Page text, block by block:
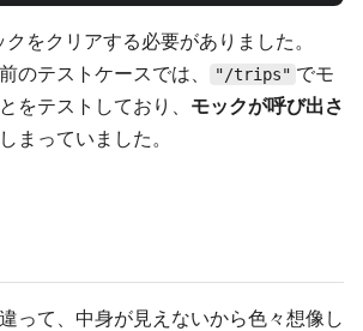
をクリアする必要がありました。
のテストケースでは、
"/trips" でモ
をテストしており、 モックが呼び出さ
まっていました。
って、中身が見えないから色々想像し